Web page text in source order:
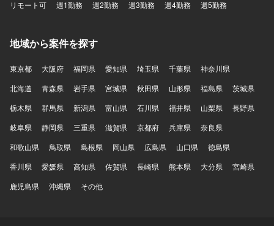
リモート可 週1勤務 週2勤務 週3勤務 週4勤務 週5勤務
地域から案件を探す
東京都 大阪府 福岡県 愛知県 埼玉県 千葉県
神奈川県
北海道
青森県 岩手県 宮城県 秋田県 山形県 福島県
茨城県
栃木県
群馬県 新潟県 富山県 石川県 福井県 山梨県
長野県
岐阜県
静岡県 三重県 滋賀県 京都府 兵庫県
奈良県
和歌山県
鳥取県 島根県 岡山県 広島県 山口県
徳島県
香川県
愛媛県 高知県 佐賀県 長崎県 熊本県 大分県
宮崎県
鹿児島県
沖縄県 その他